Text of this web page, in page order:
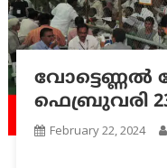
വോട്ടെണ്ണല്‍
ഫെബ്രുവരി
February 22, 2024